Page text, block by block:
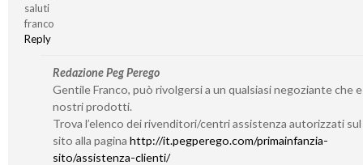
saluti
franco
Reply
Redazione Peg Perego
Gentile Franco, può rivolgersi a un qualsiasi negoziante che
nostri prodotti.
Trova l’elenco dei rivenditori/centri assistenza autorizzati
sito alla pagina http://it.pegperego.com/primainfanzia-
sito/assistenza-clienti/